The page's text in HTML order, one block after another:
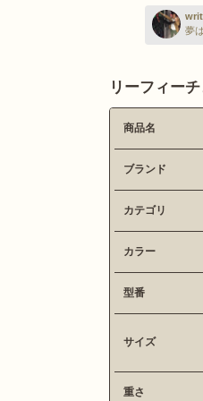
夢
リーフィー
商品名
ブランド
カテゴリ
カラー
型番
サイズ
重さ